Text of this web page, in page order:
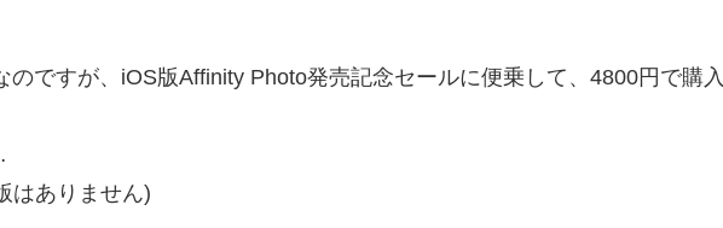
のですが、iOS版Affinity Photo発売記念セールに便乗して、4800円で購入
はありません)